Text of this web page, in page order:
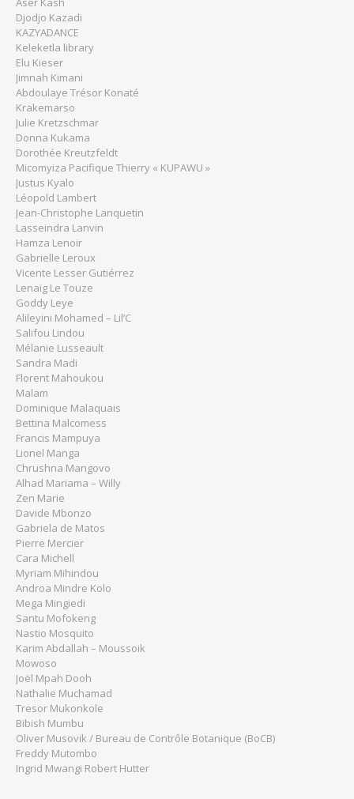
Djodjo Kazadi
KAZYADANCE
Keleketla library
Elu Kieser
Jimnah Kimani
Abdoulaye Trésor Konaté
Krakemarso
Julie Kretzschmar
Donna Kukama
Dorothée Kreutzfeldt
Micomyiza Pacifique Thierry « KUPAWU »
Justus Kyalo
Léopold Lambert
Jean-Christophe Lanquetin
Lasseindra Lanvin
Hamza Lenoir
Gabrielle Leroux
Vicente Lesser Gutiérrez
Lenaïg Le Touze
Goddy Leye
Alileyini Mohamed – Lil’C
Salifou Lindou
Mélanie Lusseault
Sandra Madi
Florent Mahoukou
Malam
Dominique Malaquais
Bettina Malcomess
Francis Mampuya
Lionel Manga
Chrushna Mangovo
Alhad Mariama – Willy
Zen Marie
Davide Mbonzo
Gabriela de Matos
Pierre Mercier
Cara Michell
Myriam Mihindou
Androa Mindre Kolo
Mega Mingiedi
Santu Mofokeng
Nastio Mosquito
Karim Abdallah – Moussoik
Mowoso
Joël Mpah Dooh
Nathalie Muchamad
Tresor Mukonkole
Bibish Mumbu
Oliver Musovik / Bureau de Contrôle Botanique (BoCB)
Freddy Mutombo
Ingrid Mwangi Robert Hutter